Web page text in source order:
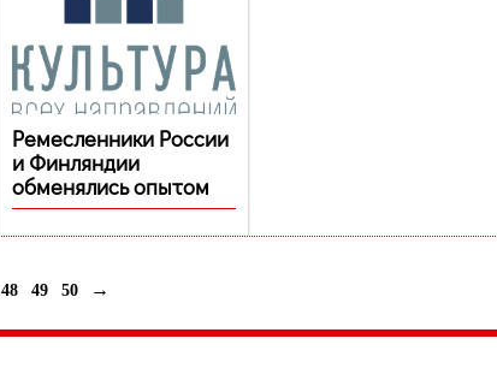
Ремесленники России
и Финляндии
обменялись опытом
48 49 50 →